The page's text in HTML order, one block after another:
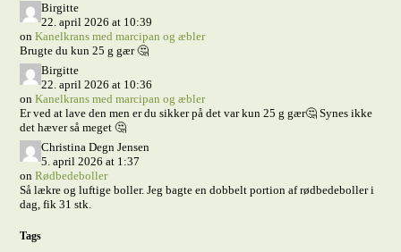
Birgitte
22. april 2026 at 10:39
onKanelkrans med marcipan og æbler
Brugte du kun 25 g gær 🤔
Birgitte
22. april 2026 at 10:36
onKanelkrans med marcipan og æbler
Er ved at lave den men er du sikker på det var kun 25 g gær🤔 Synes ikke
det hæver så meget 🤔
Christina Degn Jensen
5. april 2026 at 1:37
onRødbedeboller
Så lækre og luftige boller. Jeg bagte en dobbelt portion af rødbedeboller i
dag, fik 31 stk.
Tags